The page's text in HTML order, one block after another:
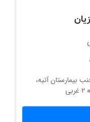
بیمارستان آتیه،